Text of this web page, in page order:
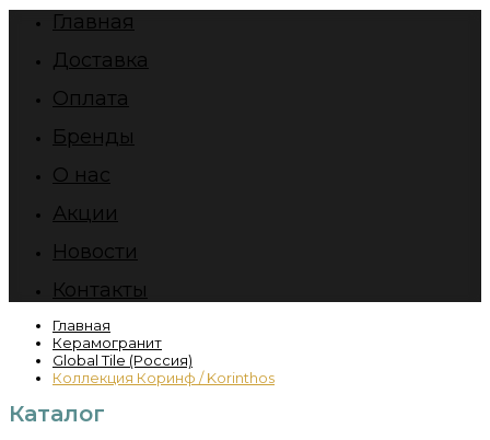
Главная
Доставка
Оплата
Бренды
О нас
Акции
Новости
Контакты
Главная
Керамогранит
Global Tile (Россия)
Коллекция Коринф / Korinthos
Каталог